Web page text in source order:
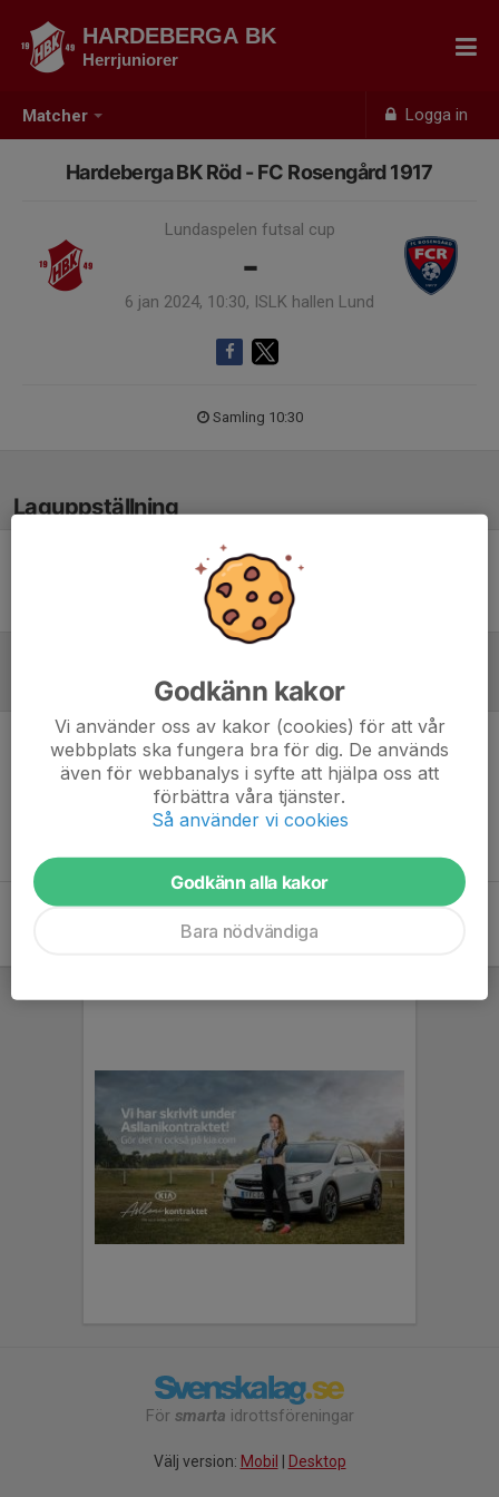
Matcher Logga in
HARDEBERGA BK
Herrjuniorer
Hardeberga BK Röd - FC Rosengård 1917
Lundaspelen futsal cup
-
6 jan 2024, 10:30, ISLK hallen Lund
Samling 10:30
Laguppställning
Ingen uppställning ifylld
Inget referat skrivet
För smarta idrottsföreningar
Välj version: Mobil Desktop
Godkänn kakor
Vi använder oss av kakor (cookies) för att vår
webbplats ska fungera bra för dig. De används
även för webbanalys i syfte att hjälpa oss att
förbättra våra tjänster.
Så använder vi cookies
Godkänn alla kakor
Bara nödvändiga